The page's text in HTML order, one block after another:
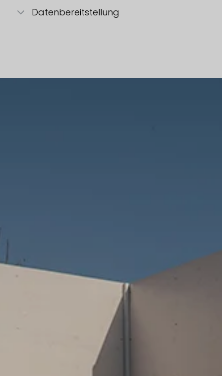
Datenbereitstellung